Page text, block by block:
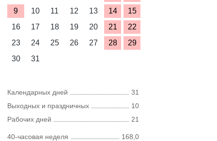
9
10 11 12 13 14
15
16
17 18 19 20 21
22
23
24 25 26 27 28
29
30
31
Календарных дней
31
Выходных и праздничных
10
Рабочих дней
21
40-часовая неделя
168,0